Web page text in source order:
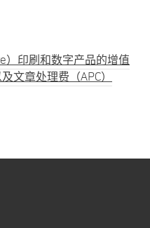
印刷和数字产品的增值
文章处理费（APC）